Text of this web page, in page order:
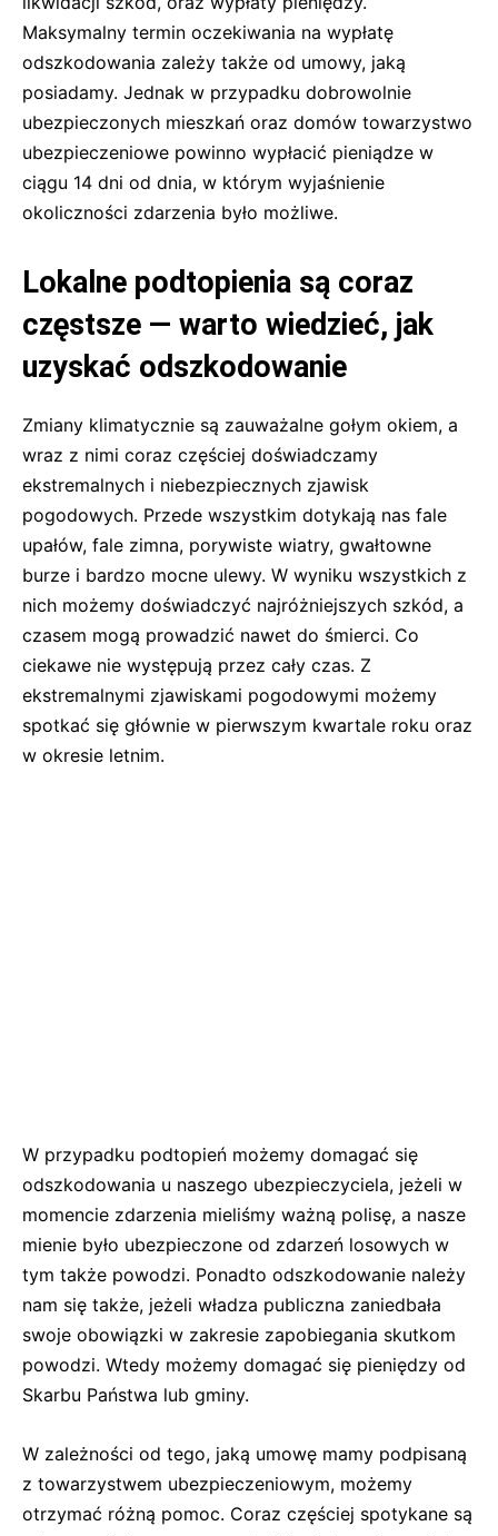
Maksymalny termin oczekiwania na wypłatę
odszkodowania zależy także od umowy, jaką
posiadamy. Jednak w przypadku dobrowolnie
ubezpieczonych mieszkań oraz domów towarzystwo
ubezpieczeniowe powinno wypłacić pieniądze w
ciągu 14 dni od dnia, w którym wyjaśnienie
okoliczności zdarzenia było możliwe.
Lokalne podtopienia są coraz
częstsze — warto wiedzieć, jak
uzyskać odszkodowanie
Zmiany klimatycznie są zauważalne gołym okiem, a
wraz z nimi coraz częściej doświadczamy
ekstremalnych i niebezpiecznych zjawisk
pogodowych. Przede wszystkim dotykają nas fale
upałów, fale zimna, porywiste wiatry, gwałtowne
burze i bardzo mocne ulewy. W wyniku wszystkich z
nich możemy doświadczyć najróżniejszych szkód, a
czasem mogą prowadzić nawet do śmierci. Co
ciekawe nie występują przez cały czas. Z
ekstremalnymi zjawiskami pogodowymi możemy
spotkać się głównie w pierwszym kwartale roku oraz
w okresie letnim.
W przypadku podtopień możemy domagać się
odszkodowania u naszego ubezpieczyciela, jeżeli w
momencie zdarzenia mieliśmy ważną polisę, a nasze
mienie było ubezpieczone od zdarzeń losowych w
tym także powodzi. Ponadto odszkodowanie należy
nam się także, jeżeli władza publiczna zaniedbała
swoje obowiązki w zakresie zapobiegania skutkom
powodzi. Wtedy możemy domagać się pieniędzy od
Skarbu Państwa lub gminy.
W zależności od tego, jaką umowę mamy podpisaną
z towarzystwem ubezpieczeniowym, możemy
otrzymać różną pomoc. Coraz częściej spotykane są